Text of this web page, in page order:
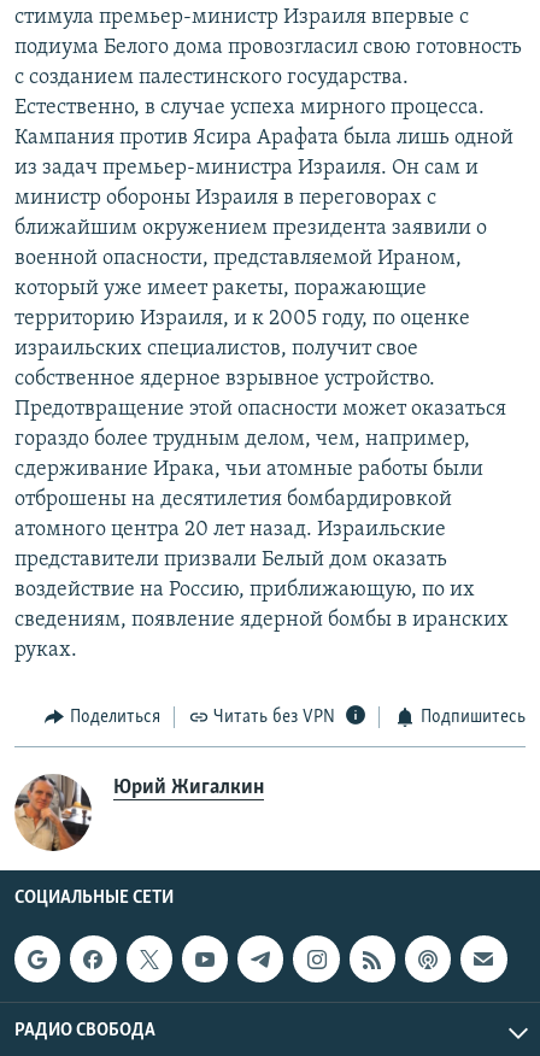
стимула премьер-министр Израиля впервые с
подиума Белого дома провозгласил свою готовность
с созданием палестинского государства.
Естественно, в случае успеха мирного процесса.
Кампания против Ясира Арафата была лишь одной
из задач премьер-министра Израиля. Он сам и
министр обороны Израиля в переговорах с
ближайшим окружением президента заявили о
военной опасности, представляемой Ираном,
который уже имеет ракеты, поражающие
территорию Израиля, и к 2005 году, по оценке
израильских специалистов, получит свое
собственное ядерное взрывное устройство.
Предотвращение этой опасности может оказаться
гораздо более трудным делом, чем, например,
сдерживание Ирака, чьи атомные работы были
отброшены на десятилетия бомбардировкой
атомного центра 20 лет назад. Израильские
представители призвали Белый дом оказать
воздействие на Россию, приближающую, по их
сведениям, появление ядерной бомбы в иранских
руках.
Поделиться Читать без VPN Подпишитесь
Юрий Жигалкин
СОЦИАЛЬНЫЕ СЕТИ
РАДИО СВОБОДА